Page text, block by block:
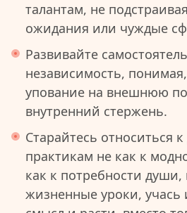
талантам, не
ожидания или чуждые
Развивайте
независимость,
упование на внешнюю
внутренний стержень.
Старайтесь относиться
практикам не как к
как к потребности
жизненные уроки, учась